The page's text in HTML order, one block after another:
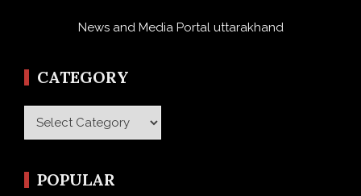
News and Media Portal uttarakhand
CATEGORY
Category
POPULAR